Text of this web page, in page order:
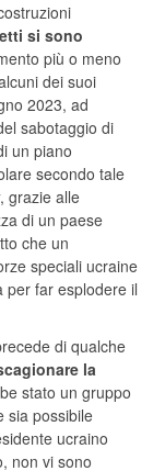
si sono
più o meno
dei suoi
2023, ad
sabotaggio di
un piano
secondo tale
, grazie alle
di un paese
che un
speciali ucraine
per far esplodere il
di qualche
la
stato un gruppo
sia possibile
ucraino
non vi sono